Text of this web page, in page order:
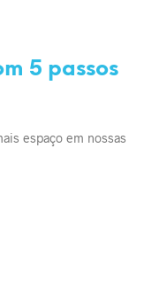
5 passos
espaço em nossas